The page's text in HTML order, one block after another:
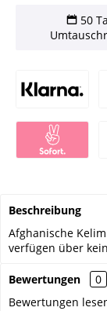
50
Beschreibung
Afghanische
verfügen über
Bewertungen
0
Bewertungen